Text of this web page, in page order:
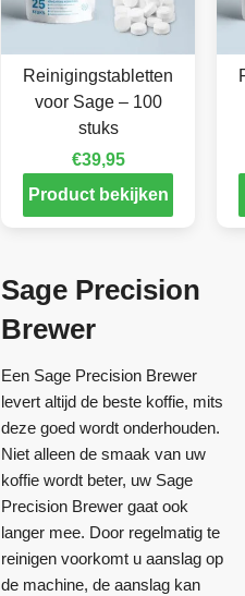
Reinigingstabletten
voor Sage – 100
stuks
€39,95
Product bekijken
Sage Precision
Brewer
Een Sage Precision Brewer
levert altijd de beste koffie, mits
deze goed wordt onderhouden.
Niet alleen de smaak van uw
koffie wordt beter, uw Sage
Precision Brewer gaat ook
langer mee. Door regelmatig te
reinigen voorkomt u aanslag op
de machine, de aanslag kan